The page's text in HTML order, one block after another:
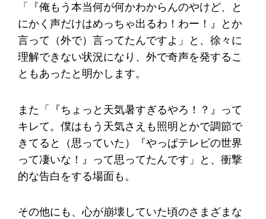
「『俺もう本当何が何かわからんのやけど、と
にかく声だけはめっちゃ出るわ！わー！』とか
言って（外で）言ってたんですよ」と、徐々に
理解できない状況になり、外で奇声を発するこ
ともあったと明かします。
また「『ちょっと天気暑すぎるやろ！？』って
キレて。僕はもう天気さえも照明とかで調節で
きてると（思っていた）『やっぱテレビの世界
って凄いな！』って思ってたんです」と、衝撃
的な告白をする場面も。
その他にも、心が崩壊していた頃のさまざまな